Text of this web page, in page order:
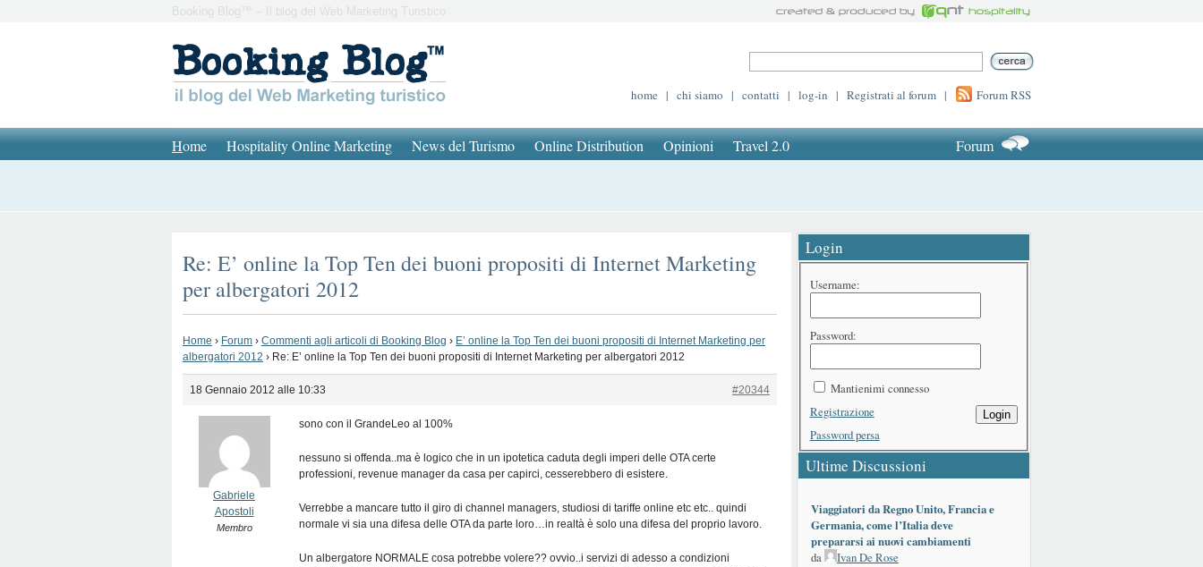
Booking Blog™ – Il blog del Web Marketing Turistico
home | chi siamo | contatti | log-in | Registrati al forum | Forum RSS
Home Hospitality Online Marketing News del Turismo Online Distribution Opinioni Travel 2.0 Forum
Re: E’ online la Top Ten dei buoni propositi di Internet Marketing
per albergatori 2012
Home › Forum › Commenti agli articoli di Booking Blog › E’ online la Top Ten dei buoni propositi di Internet Marketing per
albergatori 2012 › Re: E’ online la Top Ten dei buoni propositi di Internet Marketing per albergatori 2012
18 Gennaio 2012 alle 10:33 #20344
Gabriele
Apostoli
Membro
sono con il GrandeLeo al 100%
nessuno si offenda..ma è logico che in un ipotetica caduta degli imperi delle OTA certe
professioni, revenue manager da casa per capirci, cesserebbero di esistere.
Verrebbe a mancare tutto il giro di channel managers, studiosi di tariffe online etc etc.. quindi
normale vi sia una difesa delle OTA da parte loro…in realtà è solo una difesa del proprio lavoro.
Un albergatore NORMALE cosa potrebbe volere?? ovvio..i servizi di adesso a condizioni
Login
Username:
Password:
Mantienimi connesso
Login
Registrazione
Password persa
Ultime Discussioni
Viaggiatori da Regno Unito, Francia e
Germania, come l’Italia deve
prepararsi ai nuovi cambiamenti
da
Ivan De Rose